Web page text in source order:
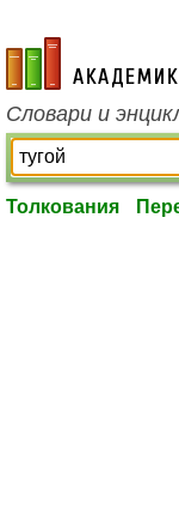
academic.ru
Словари и
Толкования